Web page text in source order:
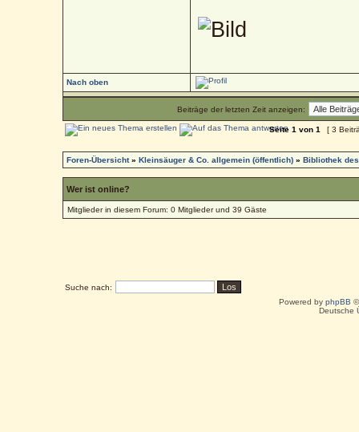
Nach oben
Beiträge der letzten Zeit anzeigen:
Seite1 von1 [ 3
Foren-Übersicht»Kleinsäuger & Co. allgemein (öffentlich) »Bibliothek
Wer ist online?
Mitglieder in diesem Forum: 0 Mitglieder und 39 Gäste
Suche nach:
Powered by phpBB
Deutsche